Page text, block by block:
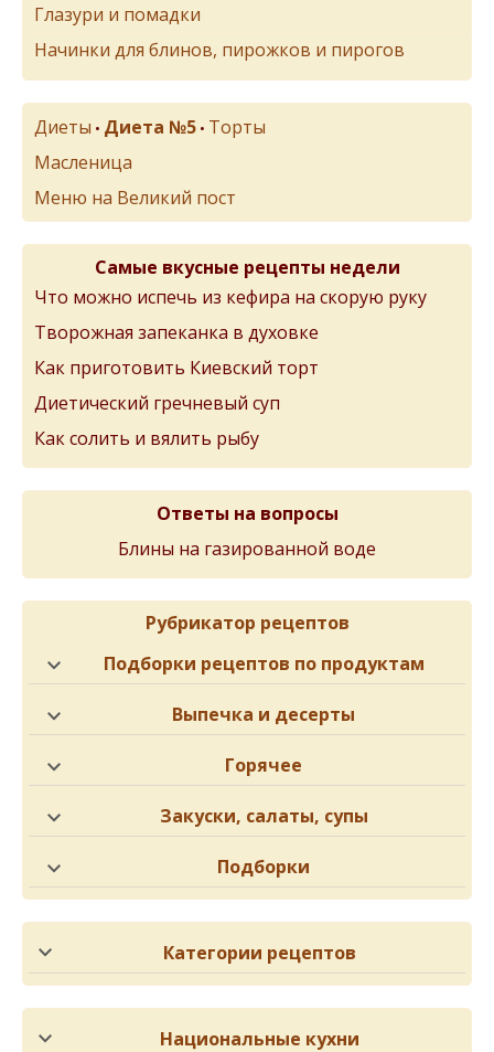
Глазури и помадки
Начинки для блинов, пирожков и пирогов
Диеты • Диета №5 • Торты
Масленица
Меню на Великий пост
Самые вкусные рецепты недели
Что можно испечь из кефира на скорую руку
Творожная запеканка в духовке
Как приготовить Киевский торт
Диетический гречневый суп
Как солить и вялить рыбу
Ответы на вопросы
Блины на газированной воде
Рубрикатор рецептов
Подборки рецептов по продуктам
Выпечка и десерты
Горячее
Закуски, салаты, супы
Подборки
Категории рецептов
Национальные кухни